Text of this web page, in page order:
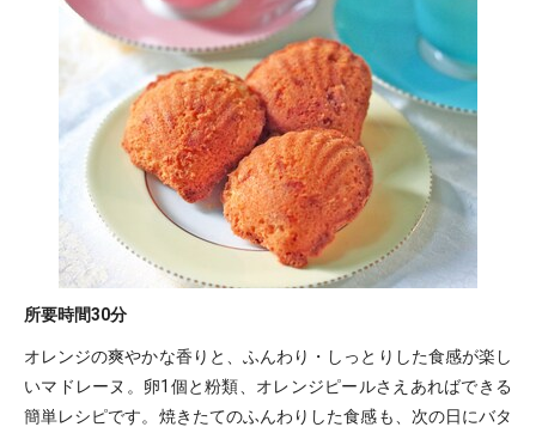
所要時間30分
オレンジの爽やかな香りと、ふんわり・しっとりした食感が楽し
いマドレーヌ。卵1個と粉類、オレンジピールさえあればできる
簡単レシピです。焼きたてのふんわりした食感も、次の日にバタ